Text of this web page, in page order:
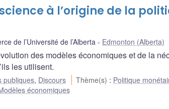
à l’origine de la
de l’Université de l’Alberta Edmonton (Alberta)
des modèles économiques et de la
les utilisent.
publiques, Discours Thème(s) : Politique
économiques